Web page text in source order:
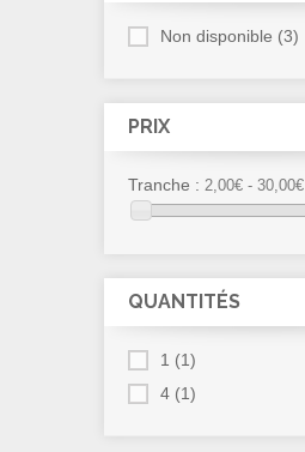
Non disponible (3)
PRIX
Tranche : 2,00€ - 30,00€
QUANTITÉS
1 (1)
4 (1)